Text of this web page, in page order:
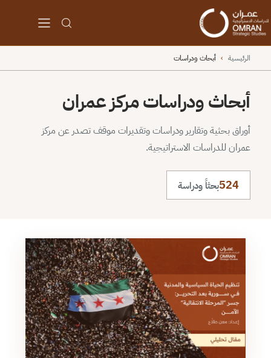
الرئيسية › أبحاث ودراسات
أبحاث ودراسات مركز عمران
أوراق بحثية وتقارير ودراسات وتقديرات موقف تصدر عن مركز
عمران للدراسات الاستراتيجية.
524بحثاً ودراسة